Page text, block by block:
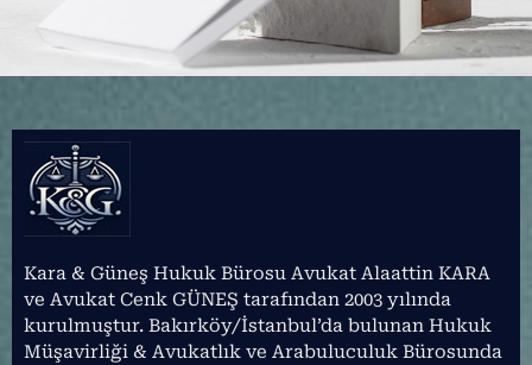
Kara & Güneş Hukuk Bürosu Avukat Alaattin KARA
ve Avukat Cenk GÜNEŞ tarafından 2003 yılında
kurulmuştur. Bakırköy/İstanbul’da bulunan Hukuk
Müşavirliği & Avukatlık ve Arabuluculuk Bürosunda